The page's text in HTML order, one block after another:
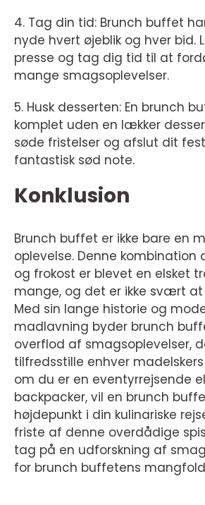
4. Tag din tid: Brunch buffet
nyde hvert øjeblik og hver bid.
presse og tag dig tid til at
mange smagsoplevelser.
5. Husk desserten: En brunch
komplet uden en lækker
søde fristelser og afslut dit
fantastisk sød note.
Konklusion
Brunch buffet er ikke bare en
oplevelse. Denne
og frokost er blevet en elsket
mange, og det er ikke svært
Med sin lange historie og
madlavning byder brunch
overflod af smagsoplevelser,
tilfredsstille enhver
om du er en eventyrrejsende
backpacker, vil en brunch
højdepunkt i din kulinariske
friste af denne overdådige
tag på en udforskning af
for brunch buffetens